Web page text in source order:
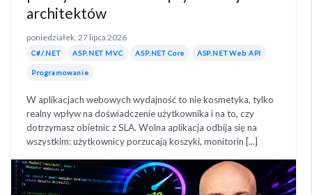
architektów
poniedziałek, 27 lipca 2026
C#/.NET ASP.NET MVC ASP.NET Core ASP.NET Web API
Programowanie
W aplikacjach webowych wydajność to nie kosmetyka, tylko
realny wpływ na doświadczenie użytkownika i na to, czy
dotrzymasz obietnic z SLA. Wolna aplikacja odbija się na
wszystkim: użytkownicy porzucają koszyki, monitorin [...]